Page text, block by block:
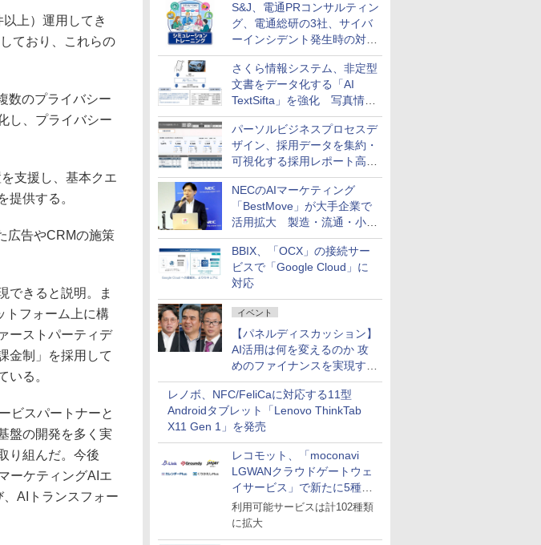
S&J、電通PRコンサルティン
グ、電通総研の3社、サイバ
ーインシデント発生時の対応
と危機管理広報を一体的に訓
練するプログラムを提供
さくら情報システム、非定型
文書をデータ化する「AI
TextSifta」を強化 写真情報
のデータ化などに対応
パーソルビジネスプロセスデ
ザイン、採用データを集約・
可視化する採用レポート高速
化サービスを提供
NECのAIマーケティング
「BestMove」が大手企業で
活用拡大 製造・流通・小売
企業・広告代理店などが実装
フェーズへ
BBIX、「OCX」の接続サー
ビスで「Google Cloud」に
対応
イベント
【パネルディスカッション】
AI活用は何を変えるのか 攻
めのファイナンスを実現する
業務設計とマインドセット変
革
レノボ、NFC/FeliCaに対応する11型
Androidタブレット「Lenovo ThinkTab
X11 Gen 1」を発売
レコモット、「moconavi
LGWANクラウドゲートウェ
イサービス」で新たに5種類
のサービスと連携開始
利用可能サービスは計102種類
に拡大
上）運用してき
ており、これらの
数のプライバシー
し、プライバシー
支援し、基本クエ
提供する。
広告やCRMの施策
できると説明。ま
トフォーム上に構
ーストパーティデ
金制」を採用して
いる。
ビスパートナーと
盤の開発を多く実
り組んだ。今後
ーケティングAIエ
AIトランスフォー